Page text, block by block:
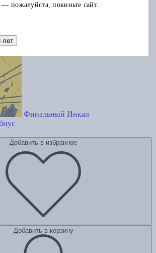
Финальный Инкал
Добавить в избранное
Добавить в корзину
пожалуйста, покиньте сайт.
лет